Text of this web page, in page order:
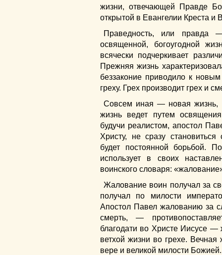
жизни, отвечающей Правде
открытой в Евангелии Креста и
Праведность, или правда
освященной, богоугодной
всячески подчеркивает
Прежняя жизнь
беззаконие приводило к
греху. Грех производит грех и
Совсем иная — новая жизнь,
жизнь ведет путем
будучи реалистом, апостол
Христу, не сразу
будет постоянной борьбой.
использует в своих
воинского словаря:
Жалование воин получал за
получал по милости
Апостол Павел жалованию за
смерть, —
благодати во Христе Иисусе
ветхой жизни во грехе.
вере и великой милости Божией.